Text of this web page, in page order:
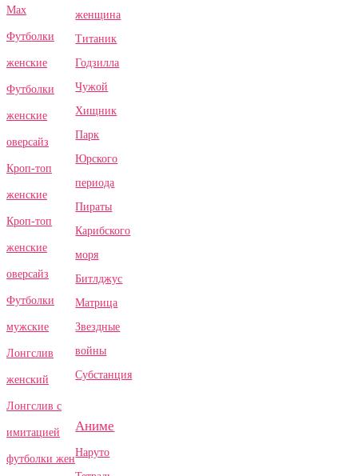
Max
Футболки
женские
Футболки
женские
оверсайз
Кроп-топ
женские
Кроп-топ
женские
оверсайз
Футболки
мужские
Лонгслив
женский
Лонгслив с
имитацией
футболки жен
женщина
Титаник
Годзилла
Чужой
Хищник
Парк
Юрского
периода
Пираты
Карибского
моря
Битлджус
Матрица
Звездные
войны
Субстанция
Аниме
Наруто